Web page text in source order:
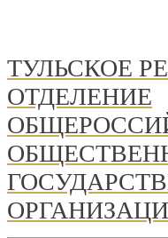
ТУЛЬСКОЕ
ОТДЕЛЕНИЕ